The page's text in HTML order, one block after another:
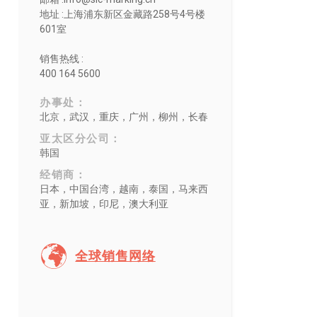
地址 :上海浦东新区金藏路258号4号楼
601室
销售热线 :
400 164 5600
办事处：
北京，武汉，重庆，广州，柳州，长春
亚太区分公司：
韩国
经销商：
日本，中国台湾，越南，泰国，马来西
亚，新加坡，印尼，澳大利亚
全球销售网络